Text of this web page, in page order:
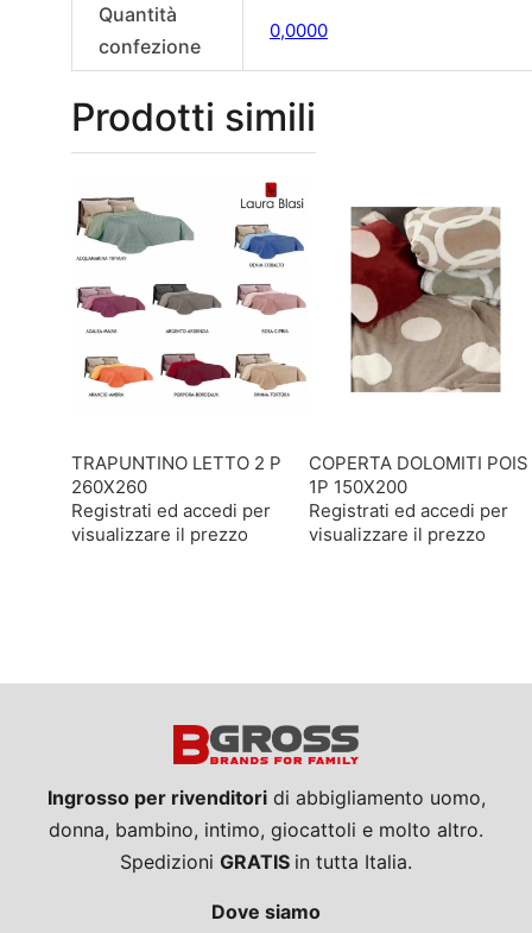
Quantità
confezione
0,0000
Prodotti simili
TRAPUNTINO LETTO 2 P
260X260
Registrati ed accedi per
visualizzare il prezzo
COPERTA DOLOMITI POIS
1P 150X200
Registrati ed accedi per
visualizzare il prezzo
Ingrosso per rivenditoridi abbigliamento uomo,
donna, bambino, intimo, giocattoli e molto altro.
Spedizioni GRATIS in tutta Italia.
Dove siamo